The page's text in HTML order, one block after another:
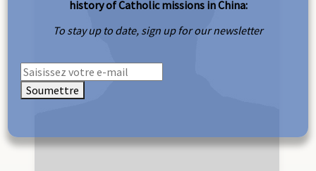
history of Catholic missions in China:
To stay up to date, sign up for our newsletter
Soumettre